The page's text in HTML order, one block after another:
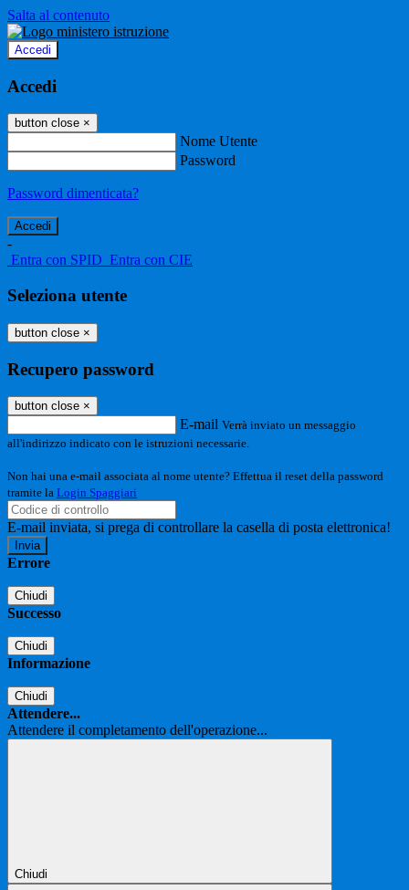
Salta al contenuto
Accedi
Accedi
button close ×
Nome Utente
Password
Password dimenticata?
-
Entra con SPID Entra con CIE
Seleziona utente
button close ×
Recupero password
button close ×
E-mail Verrà inviato un messaggio
all'indirizzo indicato con le istruzioni necessarie.
Non hai una e-mail associata al nome utente? Effettua il reset della password
tramite la Login Spaggiari
E-mail inviata, si prega di controllare la casella di posta elettronica!
Errore
Chiudi
Successo
Chiudi
Informazione
Chiudi
Attendere...
Attendere il completamento dell'operazione...
Chiudi